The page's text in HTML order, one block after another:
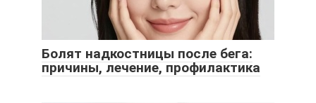
Болят надкостницы после бега:
причины, лечение, профилактика